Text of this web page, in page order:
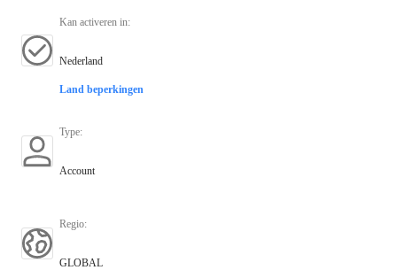
Kan activeren in:
Nederland
Land beperkingen
Type:
Account
Regio:
GLOBAL